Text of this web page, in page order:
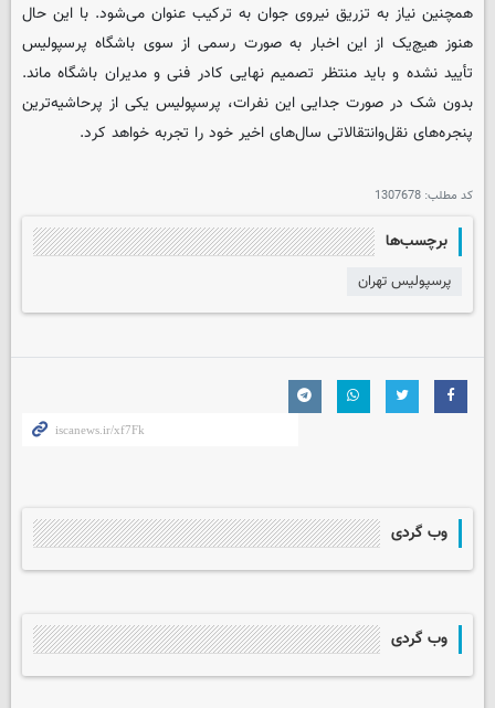
همچنین نیاز به تزریق نیروی جوان به ترکیب عنوان می‌شود. با این حال
هنوز هیچ‌یک از این اخبار به صورت رسمی از سوی باشگاه پرسپولیس
تأیید نشده و باید منتظر تصمیم نهایی کادر فنی و مدیران باشگاه ماند.
بدون شک در صورت جدایی این نفرات، پرسپولیس یکی از پرحاشیه‌ترین
پنجره‌های نقل‌وانتقالاتی سال‌های اخیر خود را تجربه خواهد کرد.
کد مطلب: 1307678
برچسب‌ها
پرسپولیس تهران
وب گردی
وب گردی